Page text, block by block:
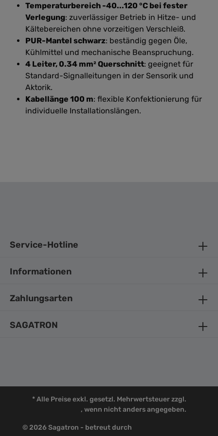
Temperaturbereich -40...120 °C bei fester
Verlegung: zuverlässiger Betrieb in Hitze- und
Kältebereichen ohne vorzeitigen Verschleiß.
PUR-Mantel schwarz: beständig gegen Öle,
Kühlmittel und mechanische Beanspruchung.
4 Leiter, 0.34 mm² Querschnitt: geeignet für
Standard-Signalleitungen in der Sensorik und
Aktorik.
Kabellänge 100 m: flexible Konfektionierung für
individuelle Installationslängen.
SAGATRON
Service-Hotline
Informationen
Zahlungsarten
© 2026 Sagatron - betreut durch
* Alle Preise exkl. gesetzl. Mehrwertsteuer zzgl.
, wenn nicht anders angegeben.